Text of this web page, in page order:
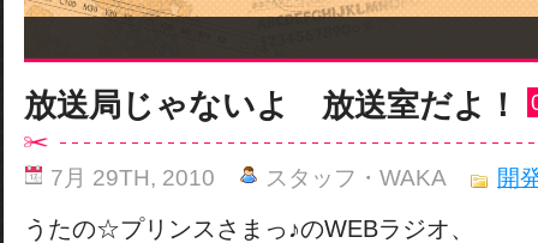
放送局じゃないよ 放送室だよ！
7月 29TH, 2010 スタッフ・WAKA 開
うたの☆プリンスさまっ♪のWEBラジオ、